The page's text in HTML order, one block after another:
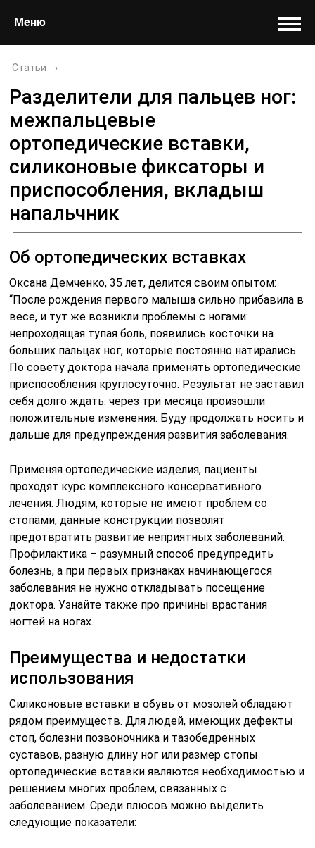
Меню
Статьи ›
Разделители для пальцев ног:
межпальцевые
ортопедические вставки,
силиконовые фиксаторы и
приспособления, вкладыш
напальчник
Об ортопедических вставках
Оксана Демченко, 35 лет, делится своим опытом:
“После рождения первого малыша сильно прибавила в
весе, и тут же возникли проблемы с ногами:
непроходящая тупая боль, появились косточки на
больших пальцах ног, которые постоянно натирались.
По совету доктора начала применять ортопедические
приспособления круглосуточно. Результат не заставил
себя долго ждать: через три месяца произошли
положительные изменения. Буду продолжать носить и
дальше для предупреждения развития заболевания.
Применяя ортопедические изделия, пациенты
проходят курс комплексного консервативного
лечения. Людям, которые не имеют проблем со
стопами, данные конструкции позволят
предотвратить развитие неприятных заболеваний.
Профилактика – разумный способ предупредить
болезнь, а при первых признаках начинающегося
заболевания не нужно откладывать посещение
доктора. Узнайте также про причины врастания
ногтей на ногах.
Преимущества и недостатки
использования
Силиконовые вставки в обувь от мозолей обладают
рядом преимуществ. Для людей, имеющих дефекты
стоп, болезни позвоночника и тазобедренных
суставов, разную длину ног или размер стопы
ортопедические вставки являются необходимостью и
решением многих проблем, связанных с
заболеванием. Среди плюсов можно выделить
следующие показатели: